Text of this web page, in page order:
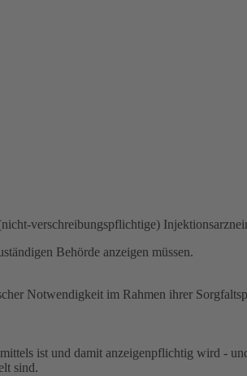
verschreibungspflichtige)
Behörde anzeigen müssen.
Notwendigkeit im Rahmen ihrer
ist und damit anzeigenpflichtig wird -
sind.